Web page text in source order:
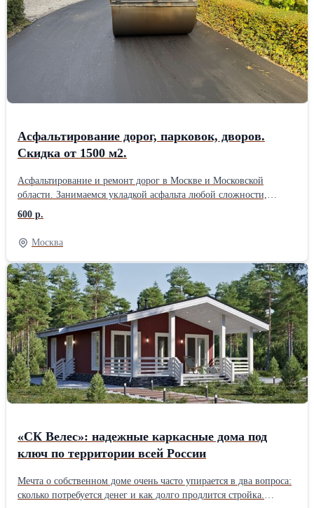
можем оперативно выходить на объект. Берём заказы любого
объёма — от небольших площадок до крупных территорий. При
объёме от 1500 м2 даём скидку до 10%. Цены начинаются от 465
руб./м2. Если найдёте предложение дешевле — готовы обсудить
и предложить более выгодные условия. Работаем строго по
технологиям, соблюдаем сроки и даём гарантию на покрытие.
Позвоните или оставьте заявку на сайте — приедем, посмотрим
объект и посчитаем стоимость без обязательств.
Асфальтирование дорог, парковок, дворов.
Скидка от 1500 м2.
Асфальтирование и ремонт дорог в Москве и Московской
области. Занимаемся укладкой асфальта любой сложности,
ямочным ремонтом, строительством дорог, укладкой асфальтовой
крошки, установкой бортовых камней, тротуарной плитки и
благоустройством территорий. Работаем под ключ: от
подготовки основания до готового покрытия. Выезд специалиста
на объект бесплатно. Поможем подобрать решение под ваш
бюджет и бесплатно составим 3–5 вариантов сметы. При объёме
от 1500 м2 даём скидку до 10%. Берёмся и за небольшие заказы
— дворы, парковки, подъезды, отмостки. Используем
качественный асфальт с проверенных заводов, современную
технику и опытные бригады. Гарантируем соблюдение сроков и
технологий. Цены начинаются от 600 руб./м2. Точную стоимость
рассчитаем после осмотра объекта. Звоните или пишите —
ответим на все вопросы и приедем посмотреть ваш участок.
600 р.
Москва
«СК Велес»: надежные каркасные дома под
ключ по территории всей России
Мечта о собственном доме очень часто упирается в два вопроса:
сколько потребуется денег и как долго продлится стройка.